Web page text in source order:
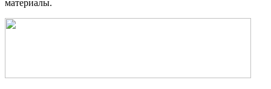
материалы.